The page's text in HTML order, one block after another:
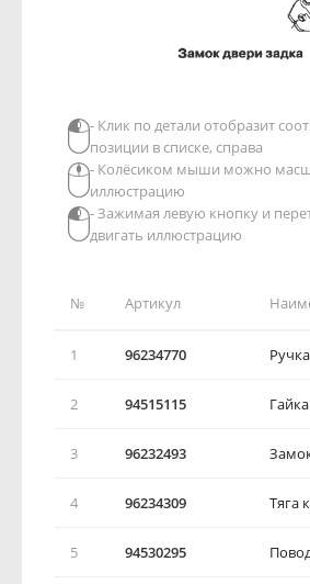
№ Артикул
1 96234770
2 94515115 Гайка
3 96232493
4 96234309
5 94530295
- Клик по детали отобразит
позиции в списке, справа
- Колёсиком мыши можно
иллюстрацию
- Зажимая левую кнопку и
двигать иллюстрацию